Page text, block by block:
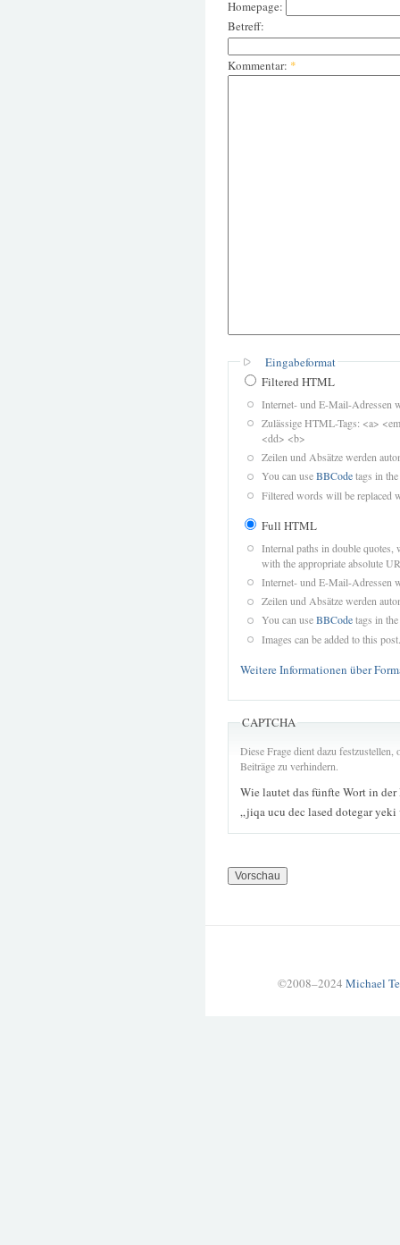
Homepage:
Betreff:
Kommentar: *
Eingabeformat
Filtered HTML
Internet- und E-Mail-Adressen
Zulässige HTML-Tags: <a>
<dd> <b>
Zeilen und Absätze werden
You can useBBCodetags in
Filtered words will be replaced
Full HTML
Internal paths in double quotes,
with the appropriate absolute
Internet- und E-Mail-Adressen
Zeilen und Absätze werden
You can useBBCodetags in
Images can be added to this post.
Weitere Informationen über
CAPTCHA
Diese Frage dient dazu
Beiträge zu verhindern.
Wie lautet das fünfte Wort in der
„jiqa ucu dec lased dotegar
©2008–2024 Michael